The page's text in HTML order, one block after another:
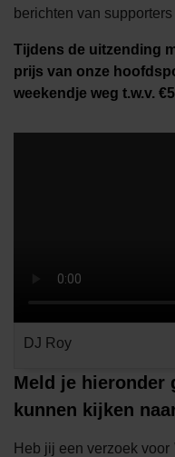
berichten van
Tijdens de uitzending
prijs van onze
weekendje weg t.w.v.
DJ Roy
Meld je hieronder
kunnen kijken
Heb jij een verzoek voor